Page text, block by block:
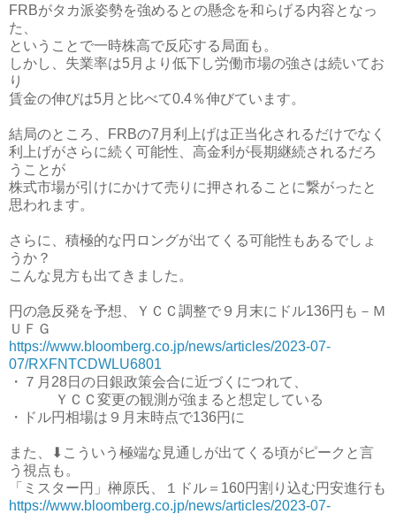
FRBがタカ派姿勢を強めるとの懸念を和らげる内容となっ
た、
ということで一時株高で反応する局面も。
しかし、失業率は5月より低下し労働市場の強さは続いてお
り
賃金の伸びは5月と比べて0.4％伸びています。
結局のところ、FRBの7月利上げは正当化されるだけでなく
利上げがさらに続く可能性、高金利が長期継続されるだろ
うことが
株式市場が引けにかけて売りに押されることに繋がったと
思われます。
さらに、積極的な円ロングが出てくる可能性もあるでしょ
うか？
こんな見方も出てきました。
円の急反発を予想、ＹＣＣ調整で９月末にドル136円も－Ｍ
ＵＦＧ
https://www.bloomberg.co.jp/news/articles/2023-07-
07/RXFNTCDWLU6801
・７月28日の日銀政策会合に近づくにつれて、
ＹＣＣ変更の観測が強まると想定している
・ドル円相場は９月末時点で136円に
また、⬇こういう極端な見通しが出てくる頃がピークと言
う視点も。
「ミスター円」榊原氏、１ドル＝160円割り込む円安進行も
https://www.bloomberg.co.jp/news/articles/2023-07-